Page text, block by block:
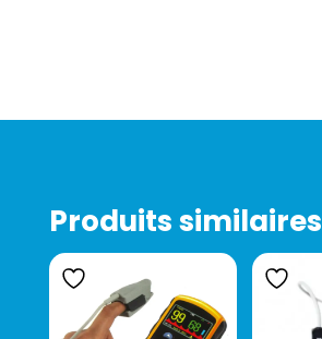
Produits similaires